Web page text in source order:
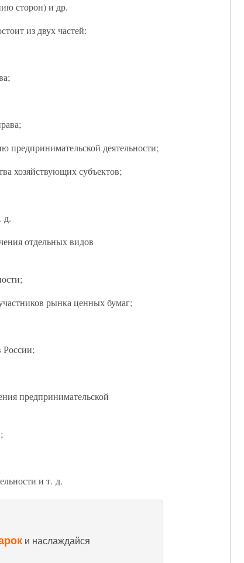
сторон) и др.
из двух частей:
предпринимательской деятельности;
хозяйствующих субъектов;
д.
отдельных видов
рынка ценных бумаг;
России;
предпринимательской
и т. д.
и наслаждайся